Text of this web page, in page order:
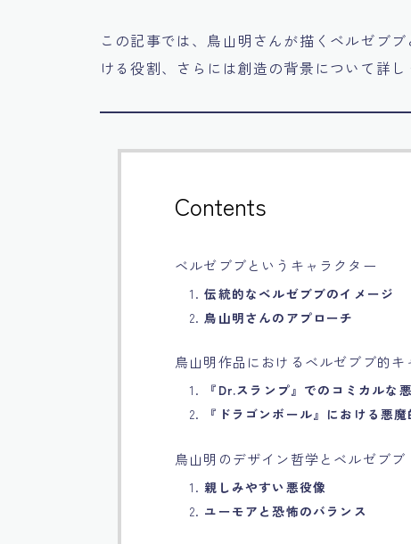
この記事では、鳥山明さんが描くベルゼブ
ける役割、さらには創造の背景について詳し
Contents
ベルゼブブというキャラクター
1.伝統的なベルゼブブのイメージ
2.鳥山明さんのアプローチ
鳥山明作品におけるベルゼブブ的キ
1.
『Dr.スランプ』でのコミカルな
2.
『ドラゴンボール』における悪
鳥山明のデザイン哲学とベルゼブブ
1.親しみやすい悪役像
2. ユーモアと恐怖のバランス